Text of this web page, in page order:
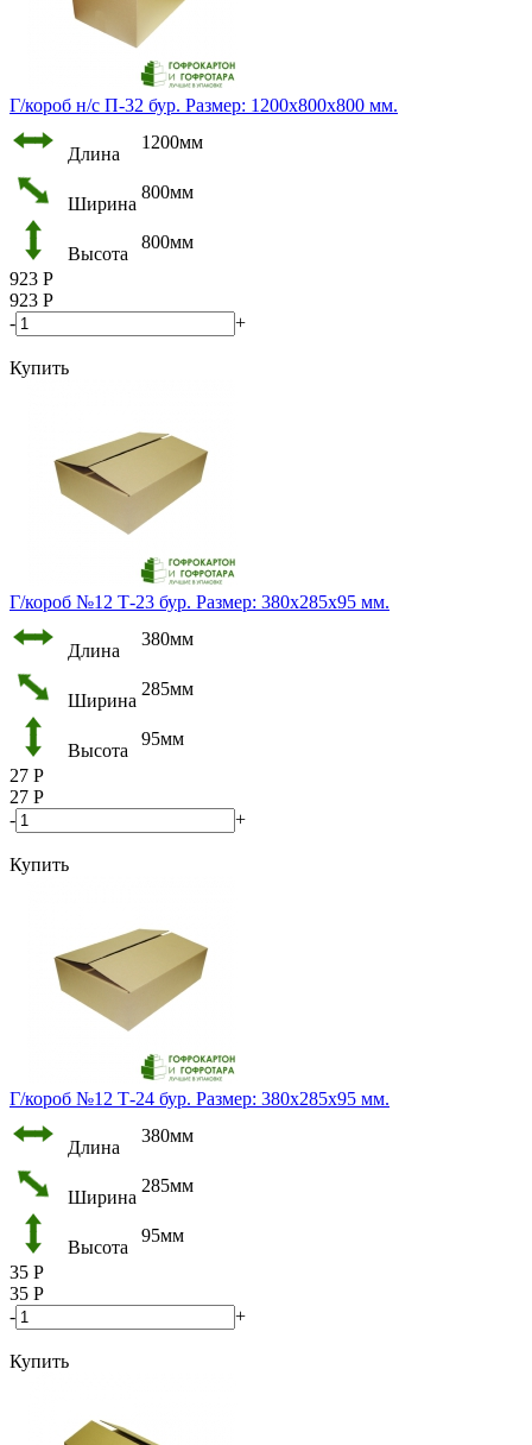
Г/короб н/с П-32 бур. Размер: 1200х800х800 мм.
Длина
1200мм
Ширина
800мм
Высота
800мм
923 Р
923 Р
-
+
Купить
Г/короб №12 Т-23 бур. Размер: 380х285х95 мм.
Длина
380мм
Ширина
285мм
Высота
95мм
27 Р
27 Р
-
+
Купить
Г/короб №12 Т-24 бур. Размер: 380х285х95 мм.
Длина
380мм
Ширина
285мм
Высота
95мм
35 Р
35 Р
-
+
Купить